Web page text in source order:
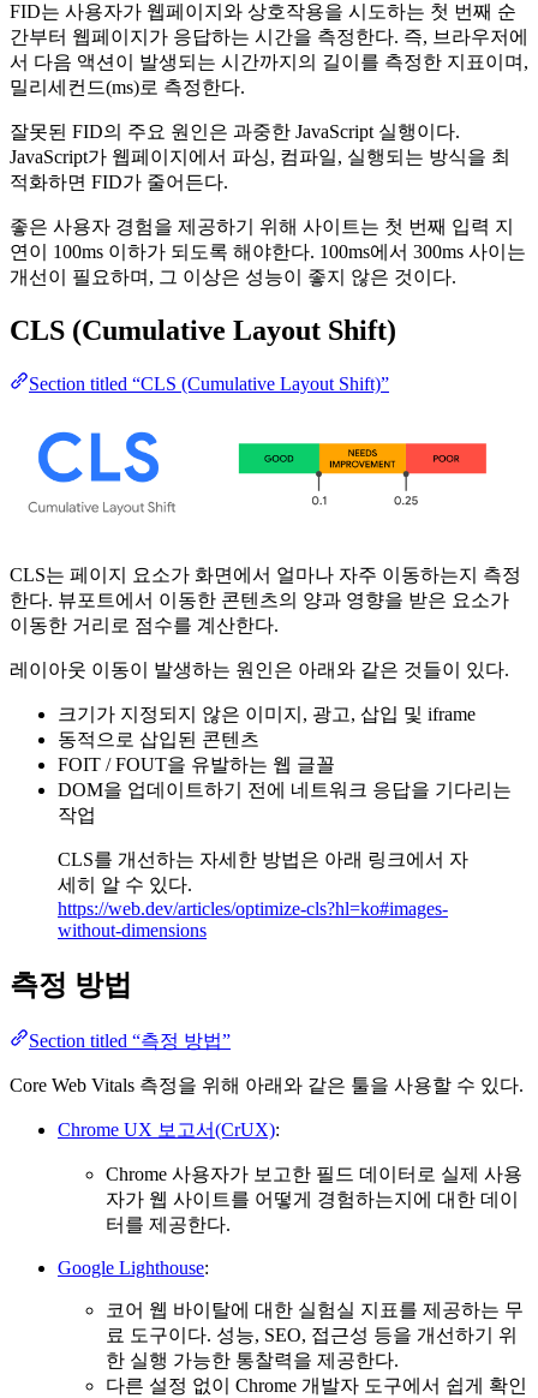
FID는 사용자가 웹페이지와 상호작용을 시도하는 첫 번째 순
간부터 웹페이지가 응답하는 시간을 측정한다. 즉, 브라우저에
서 다음 액션이 발생되는 시간까지의 길이를 측정한 지표이며,
밀리세컨드(ms)로 측정한다.
잘못된 FID의 주요 원인은 과중한 JavaScript 실행이다.
JavaScript가 웹페이지에서 파싱, 컴파일, 실행되는 방식을 최
적화하면 FID가 줄어든다.
좋은 사용자 경험을 제공하기 위해 사이트는 첫 번째 입력 지
연이 100ms 이하가 되도록 해야한다. 100ms에서 300ms 사이는
개선이 필요하며, 그 이상은 성능이 좋지 않은 것이다.
CLS (Cumulative Layout Shift)
Section titled “CLS (Cumulative Layout Shift)”
CLS는 페이지 요소가 화면에서 얼마나 자주 이동하는지 측정
한다. 뷰포트에서 이동한 콘텐츠의 양과 영향을 받은 요소가
이동한 거리로 점수를 계산한다.
레이아웃 이동이 발생하는 원인은 아래와 같은 것들이 있다.
크기가 지정되지 않은 이미지, 광고, 삽입 및 iframe
동적으로 삽입된 콘텐츠
FOIT / FOUT을 유발하는 웹 글꼴
DOM을 업데이트하기 전에 네트워크 응답을 기다리는
작업
CLS를 개선하는 자세한 방법은 아래 링크에서 자
세히 알 수 있다.
https://web.dev/articles/optimize-cls?hl=ko#images-
without-dimensions
측정 방법
Section titled “측정 방법”
Core Web Vitals 측정을 위해 아래와 같은 툴을 사용할 수 있다.
Chrome UX 보고서(CrUX):
Chrome 사용자가 보고한 필드 데이터로 실제 사용
자가 웹 사이트를 어떻게 경험하는지에 대한 데이
터를 제공한다.
Google Lighthouse:
코어 웹 바이탈에 대한 실험실 지표를 제공하는 무
료 도구이다. 성능, SEO, 접근성 등을 개선하기 위
한 실행 가능한 통찰력을 제공한다.
다른 설정 없이 Chrome 개발자 도구에서 쉽게 확인